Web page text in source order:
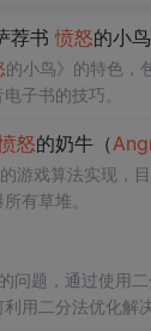
荐书 愤怒的小鸟
的小鸟》的特色，
子书的技巧。
怒的奶牛（
游戏算法实现，
有草堆。
问题，通过使用
用二分法优化解决